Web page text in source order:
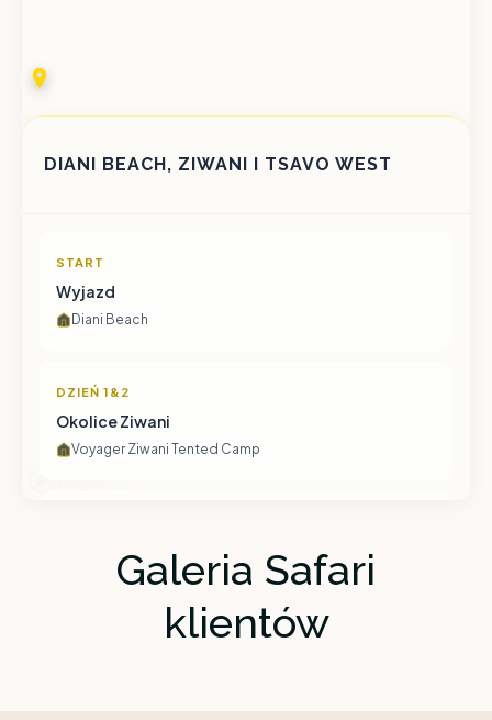
DIANI BEACH, ZIWANI I TSAVO WEST
START
Wyjazd
Diani Beach
DZIEŃ 1&2
Okolice Ziwani
Voyager Ziwani Tented Camp
Diani BeachGaleria Safari
klientów